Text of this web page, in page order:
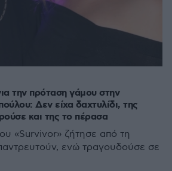
την πρόταση γάμου στην
Δεν είχα δαχτυλίδι, της
και της το πέρασα
«Survivor» ζήτησε από τη
ενώ τραγουδούσε σε